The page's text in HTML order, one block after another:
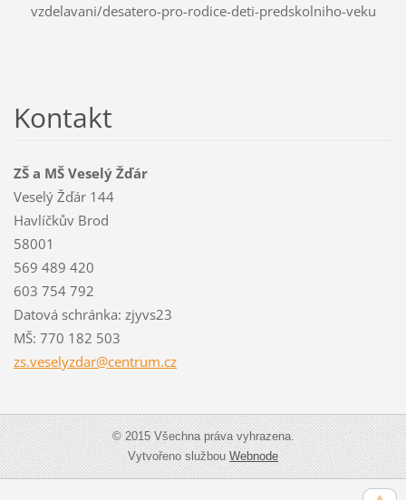
vzdelavani/desatero-pro-rodice-deti-predskolniho-veku
Kontakt
ZŠ a MŠ Veselý Žďár
Veselý Žďár 144
Havlíčkův Brod
58001
569 489 420
603 754 792
Datová schránka: zjyvs23
MŠ: 770 182 503
zs.veselyzdar@centrum.cz
© 2015 Všechna práva vyhrazena.
Vytvořeno službouWebnode